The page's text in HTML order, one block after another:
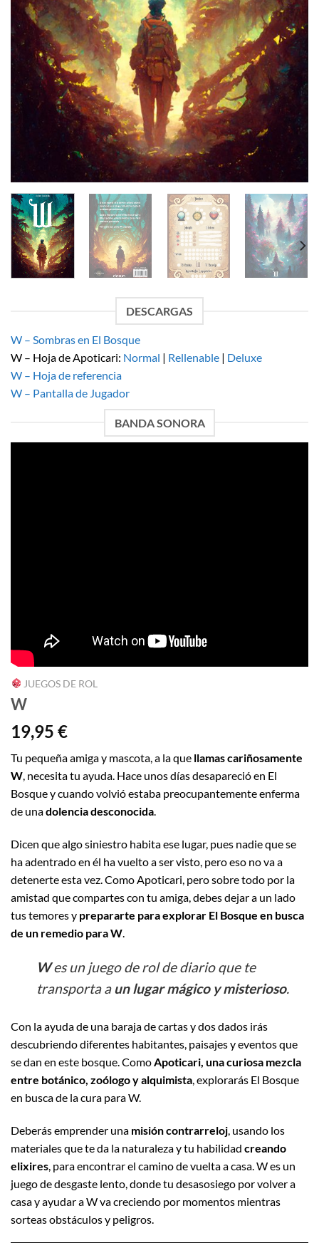
DESCARGAS
W – Sombras en El Bosque
W – Hoja de Apoticari: Normal | Rellenable | Deluxe
W – Hoja de referencia
W – Pantalla de Jugador
BANDA SONORA
JUEGOS DE ROL
W
19,95 €
Tu pequeña amiga y mascota, a la que llamas cariñosamente
W, necesita tu ayuda. Hace unos días desapareció en El
Bosque y cuando volvió estaba preocupantemente enferma
de unadolencia desconocida.
Dicen que algo siniestro habita ese lugar, pues nadie que se
ha adentrado en él ha vuelto a ser visto, pero eso no va a
detenerte esta vez. Como Apoticari, pero sobre todo por la
amistad que compartes con tu amiga, debes dejar a un lado
tus temores y prepararte para explorar El Bosque en busca
de un remedio para W.
Wes un juego de rol de diario que te
transporta aun lugar mágico y misterioso.
Con la ayuda de una baraja de cartas y dos dados irás
descubriendo diferentes habitantes, paisajes y eventos que
se dan en este bosque. ComoApoticari, una curiosa mezcla
entre botánico, zoólogo y alquimista, explorarás El Bosque
en busca de la cura para W.
Deberás emprender una misión contrarreloj , usando los
materiales que te da la naturaleza y tu habilidad creando
elixires , para encontrar el camino de vuelta a casa. W es un
juego de desgaste lento, donde tu desasosiego por volver a
casa y ayudar a W va creciendo por momentos mientras
sorteas obstáculos y peligros.